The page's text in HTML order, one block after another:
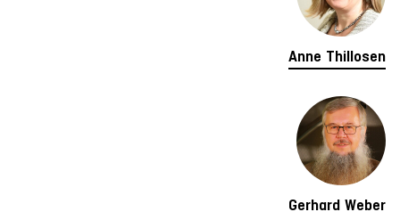
Anne Thillosen
Gerhard Weber